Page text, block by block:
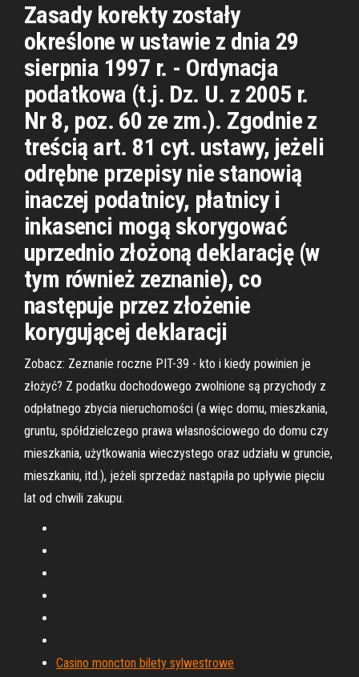
Zasady korekty zostały
określone w ustawie z dnia 29
sierpnia 1997 r. - Ordynacja
podatkowa (t.j. Dz. U. z 2005 r.
Nr 8, poz. 60 ze zm.). Zgodnie z
treścią art. 81 cyt. ustawy, jeżeli
odrębne przepisy nie stanowią
inaczej podatnicy, płatnicy i
inkasenci mogą skorygować
uprzednio złożoną deklarację (w
tym również zeznanie), co
następuje przez złożenie
korygującej deklaracji
Zobacz: Zeznanie roczne PIT-39 - kto i kiedy powinien je
złożyć? Z podatku dochodowego zwolnione są przychody z
odpłatnego zbycia nieruchomości (a więc domu, mieszkania,
gruntu, spółdzielczego prawa własnościowego do domu czy
mieszkania, użytkowania wieczystego oraz udziału w gruncie,
mieszkaniu, itd.), jeżeli sprzedaż nastąpiła po upływie pięciu
lat od chwili zakupu.
Casino moncton bilety sylwestrowe